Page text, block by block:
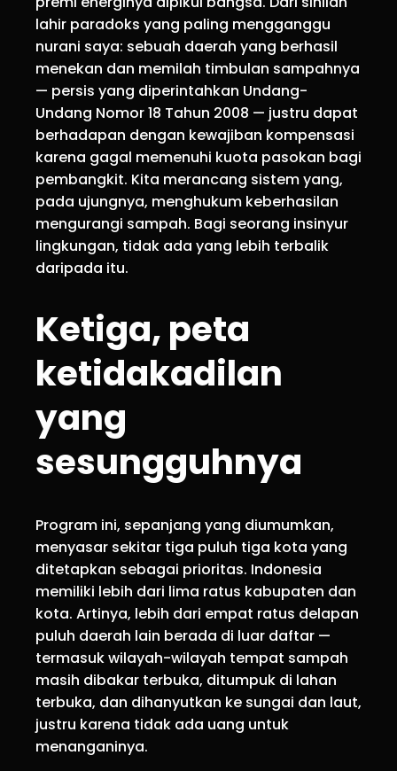
lahir paradoks yang paling mengganggu
nurani saya: sebuah daerah yang berhasil
menekan dan memilah timbulan sampahnya
— persis yang diperintahkan Undang-
Undang Nomor 18 Tahun 2008 — justru dapat
berhadapan dengan kewajiban kompensasi
karena gagal memenuhi kuota pasokan bagi
pembangkit. Kita merancang sistem yang,
pada ujungnya, menghukum keberhasilan
mengurangi sampah. Bagi seorang insinyur
lingkungan, tidak ada yang lebih terbalik
daripada itu.
Ketiga, peta
ketidakadilan
yang
sesungguhnya
Program ini, sepanjang yang diumumkan,
menyasar sekitar tiga puluh tiga kota yang
ditetapkan sebagai prioritas. Indonesia
memiliki lebih dari lima ratus kabupaten dan
kota. Artinya, lebih dari empat ratus delapan
puluh daerah lain berada di luar daftar —
termasuk wilayah-wilayah tempat sampah
masih dibakar terbuka, ditumpuk di lahan
terbuka, dan dihanyutkan ke sungai dan laut,
justru karena tidak ada uang untuk
menanganinya.